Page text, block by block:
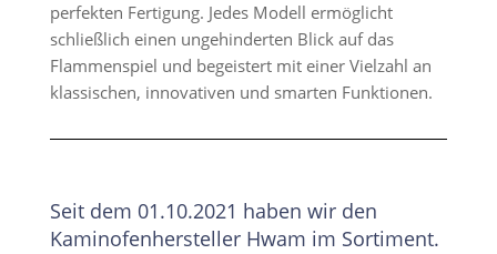
perfekten Fertigung. Jedes Modell ermöglicht
schließlich einen ungehinderten Blick auf das
Flammenspiel und begeistert mit einer Vielzahl an
klassischen, innovativen und smarten Funktionen.
Seit dem 01.10.2021 haben wir den
Kaminofenhersteller Hwam im Sortiment.